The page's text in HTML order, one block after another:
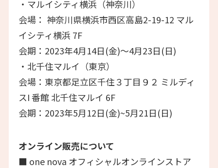
・マルイシティ横浜（神奈川）
会場： 神奈川県横浜市西区高島2-19-12 マル
イシティ横浜 7F
会期：2023年4月14日(金)～4月23日(日)
・北千住マルイ（東京）
会場：東京都足立区千住３丁目９２ ミルディ
スI 番館 北千住マルイ 6F
会期：2023年5月12日(金)~5月21日(日)
オンライン販売について
■ one nova オフィシャルオンラインストア